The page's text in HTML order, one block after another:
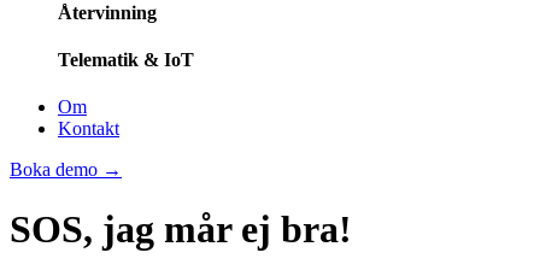
Återvinning
Telematik & IoT
Om
Kontakt
Boka demo →
SOS, jag mår ej bra!